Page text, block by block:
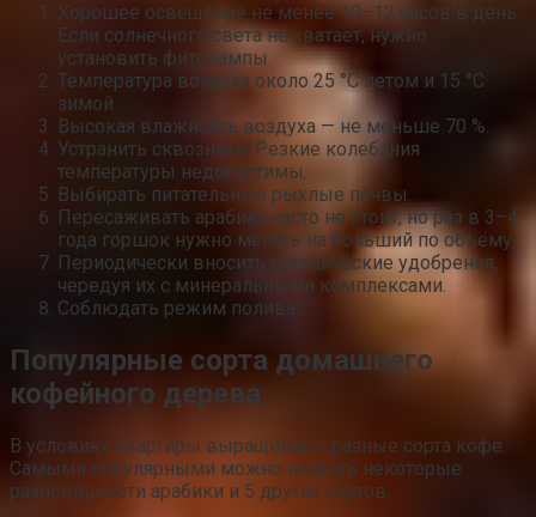
Хорошее освещение не менее 10–12 часов в день.
Если солнечного света не хватает, нужно
установить фитолампы.
Температура воздуха около 25 °С летом и 15 °С
зимой.
Высокая влажность воздуха — не меньше 70 %.
Устранить сквозняки. Резкие колебания
температуры недопустимы.
Выбирать питательные рыхлые почвы.
Пересаживать арабику часто не стоит, но раз в 3–4
года горшок нужно менять на больший по объёму.
Периодически вносить органические удобрения,
чередуя их с минеральными комплексами.
Соблюдать режим полива.
Популярные сорта домашнего
кофейного дерева
В условиях квартиры выращивают разные сорта кофе.
Самыми популярными можно назвать некоторые
разновидности арабики и 5 других сортов.